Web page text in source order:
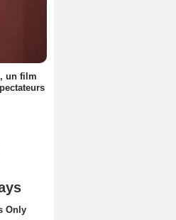
un film
Only